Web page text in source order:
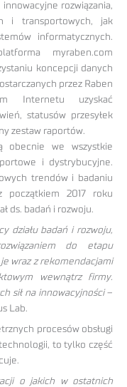
rozwiązania,
i transportowych, jak
informatycznych.
myraben.com
koncepcji danych
przez Raben
Internetu uzyskać
statusów przesyłek
zestaw raportów.
we wszystkie
i dystrybucyjne.
trendów i badaniu
początkiem 2017 roku
ds. badań i rozwoju.
działu badań i rozwoju,
do etapu
wraz z rekomendacjami
wewnątrz firmy.
sił na innowacyjności–
Lab.
procesów obsługi
to tylko część
o jakich w ostatnich